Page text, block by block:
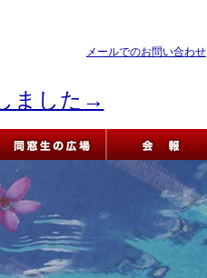
メールでのお問い合わせ
ました→